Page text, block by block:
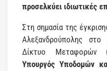
προσελκύει ιδιωτικές
Στη σημασία της
Αλεξανδρούπολης στο
Δίκτυο Μεταφορών
Υπουργός Υποδομών